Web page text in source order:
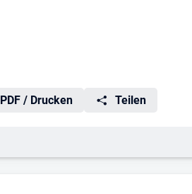
PDF / Drucken Teilen